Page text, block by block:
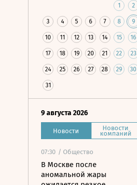
1 2
3 4 5 6 7 8 9
10 11 12 13 14 15 16
17 18 19 20 21 22 23
24 25 26 27 28 29 30
31
9 августа 2026
Новости Новости
компаний
07:30 / Общество
В Москве после
аномальной жары